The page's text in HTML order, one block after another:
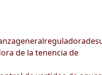
de la tenencia de